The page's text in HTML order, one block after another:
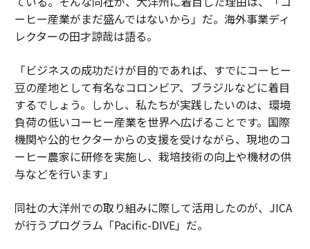
ーヒー産業がまだ盛んではないから」だ。海外事業ディ
レクターの田才諒哉は語る。
「ビジネスの成功だけが目的であれば、すでにコーヒー
豆の産地として有名なコロンビア、ブラジルなどに着目
するでしょう。しかし、私たちが実践したいのは、環境
負荷の低いコーヒー産業を世界へ広げることです。国際
機関や公的セクターからの支援を受けながら、現地のコ
ーヒー農家に研修を実施し、栽培技術の向上や機材の供
与などを行います」
同社の大洋州での取り組みに際して活用したのが、JICA
が行うプログラム「Pacific-DIVE」だ。